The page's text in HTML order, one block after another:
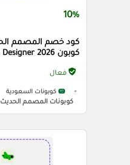
10%
كوبون Modern Designer 2026
فعال
كوبونات السعودية
كوبونات المصمم الحديث